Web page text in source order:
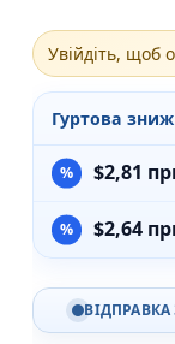
Увійдіть, щоб
Гуртова
$2,81
$2,64